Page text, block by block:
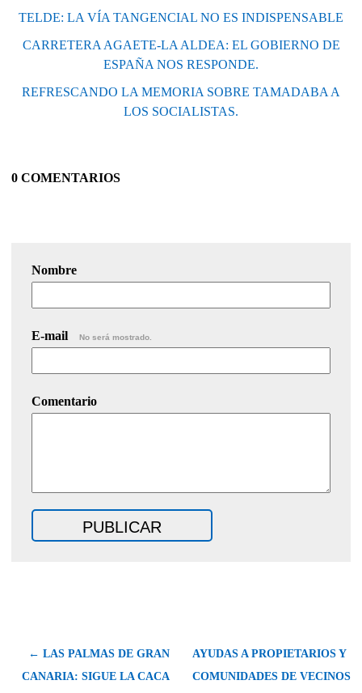
TELDE: LA VÍA TANGENCIAL NO ES INDISPENSABLE
CARRETERA AGAETE-LA ALDEA: EL GOBIERNO DE
ESPAÑA NOS RESPONDE.
REFRESCANDO LA MEMORIA SOBRE TAMADABA A
LOS SOCIALISTAS.
0 COMENTARIOS
Nombre
E-mail No será mostrado.
Comentario
← LAS PALMAS DE GRAN
CANARIA: SIGUE LA CACA
AYUDAS A PROPIETARIOS Y
COMUNIDADES DE VECINOS